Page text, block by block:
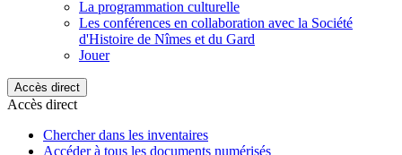
La programmation culturelle
Les conférences en collaboration avec la Société
d'Histoire de Nîmes et du Gard
Jouer
Accès direct
Accès direct
Chercher dans les inventaires
Accéder à tous les documents numérisés